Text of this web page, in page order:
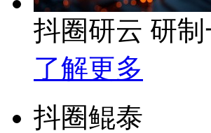
抖圈研云 研
了解更多
抖圈鲲泰